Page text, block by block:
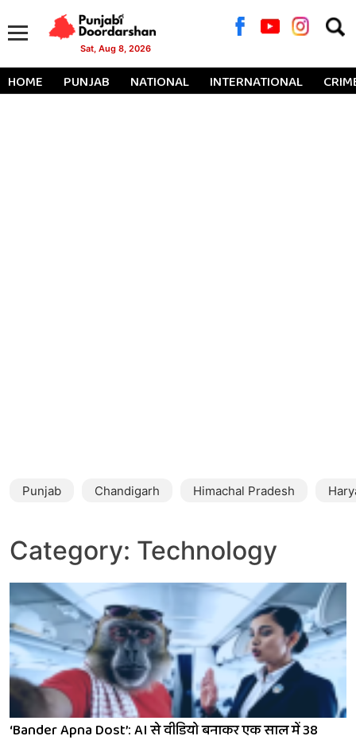
Sat, Aug 8, 2026
for:
HOME PUNJAB NATIONAL INTERNATIONAL
Punjab Chandigarh Himachal Pradesh
Category: Technology
‘Bander Apna Dost’: AI से वीडियो बनाकर एक साल में 38